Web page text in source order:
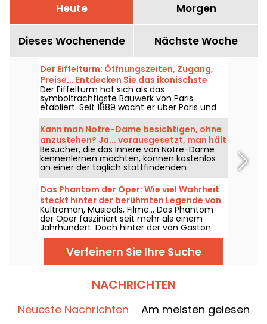
Heute Morgen
Dieses Wochenende Nächste Woche
Der Eiffelturm: Öffnungszeiten, Zugang,
Preise... Entdecken Sie das ikonischste
Monument von Paris
Der Eiffelturm hat sich als das
symbolträchtigste Bauwerk von Paris
etabliert. Seit 1889 wacht er über Paris und
seine Bewohner und versetzt sowohl
Besucher, die ihn besuchen, als auch
diejenigen, die ihn aus der Ferne entdecken,
in Staunen. Möchten Sie mehr darüber
erfahren? Hier geht's lang!
Kann man Notre-Dame besichtigen, ohne
anzustehen? Ja... vorausgesetzt, man hält
sich an einige Regeln
Besucher, die das Innere von Notre-Dame
kennenlernen möchten, können kostenlos
an einer der täglich stattfindenden
Gottesdienste teilnehmen. Eine Gelegenheit
für jedermann – vorausgesetzt, man kommt
vor allem, um an der Feier teilzunehmen
oder sich in ihren Ablauf hineinzufinden. Wir
erklären, was man wissen muss.
Das Phantom der Oper: Wie viel Wahrheit
steckt hinter der berühmten Legende von
Gaston Leroux?
Kultroman, Musicals, Filme... Das Phantom
der Oper fasziniert seit mehr als einem
Jahrhundert. Doch hinter der von Gaston
Leroux erdachten Geschichte verbergen
sich mehrere durchaus reale
Begebenheiten, die mit dem Palais Garnier
verbunden sind. Sturz eines Kronleuchters,
reservierte Loge... Was bleibt von der
Legende übrig?
Verfeinern Sie Ihre Suche
NACHRICHTEN
Neueste Nachrichten Am meisten gelesen